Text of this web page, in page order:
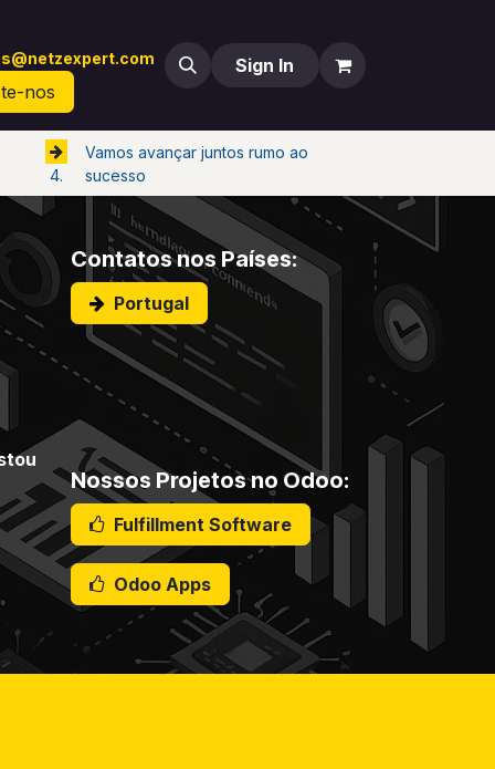
Fórum
nos
Sign In
4.
Vamos avançar juntos rumo ao
sucesso
Contatos nos Países:
Portugal
Nossos Projetos no Odoo:
Fulfillment Software
​ Odoo Apps